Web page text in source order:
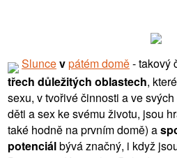
Sluncevpátém domě- takový
třech důležitých oblastech,
sexu, v tvořivé činnosti a ve
děti a sex ke svému životu, jsou
také hodně na prvním domě) a
potenciálbývá značný, i když